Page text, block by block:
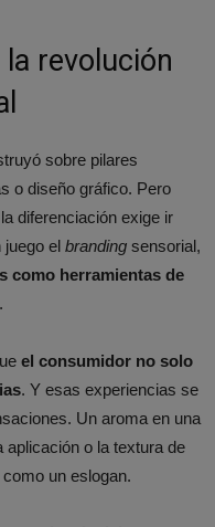
revolución
sobre pilares
o diseño gráfico. Pero
diferenciación exige ir
juego el branding sensorial,
como herramientas de
.
el consumidor no solo
. Y esas experiencias se
Un aroma en una
o la textura de
un eslogan.